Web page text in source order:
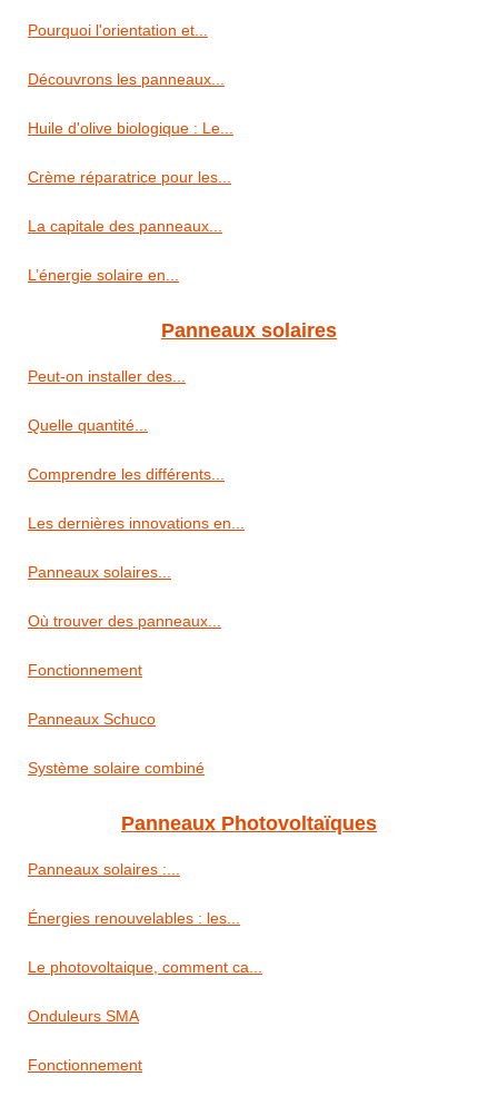
Pourquoi l'orientation et...
Découvrons les panneaux...
Huile d'olive biologique : Le...
Crème réparatrice pour les...
La capitale des panneaux...
L’énergie solaire en...
Panneaux solaires
Peut-on installer des...
Quelle quantité...
Comprendre les différents...
Les dernières innovations en...
Panneaux solaires...
Où trouver des panneaux...
Fonctionnement
Panneaux Schuco
Système solaire combiné
Panneaux Photovoltaïques
Panneaux solaires :...
Énergies renouvelables : les...
Le photovoltaique, comment ca...
Onduleurs SMA
Fonctionnement